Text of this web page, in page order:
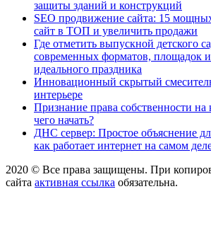
защиты зданий и конструкций
SEO продвижение сайта: 15
сайт в ТОП и увеличить продажи
Где отметить выпускной детского
современных форматов, площадок
идеального праздника
Инновационный скрытый
интерьере
Признание права собственности на
чего начать?
ДНС сервер: Простое объяснение
как работает интернет на самом
2020 © Все права защищены. При
сайта активная ссылка обязательна.